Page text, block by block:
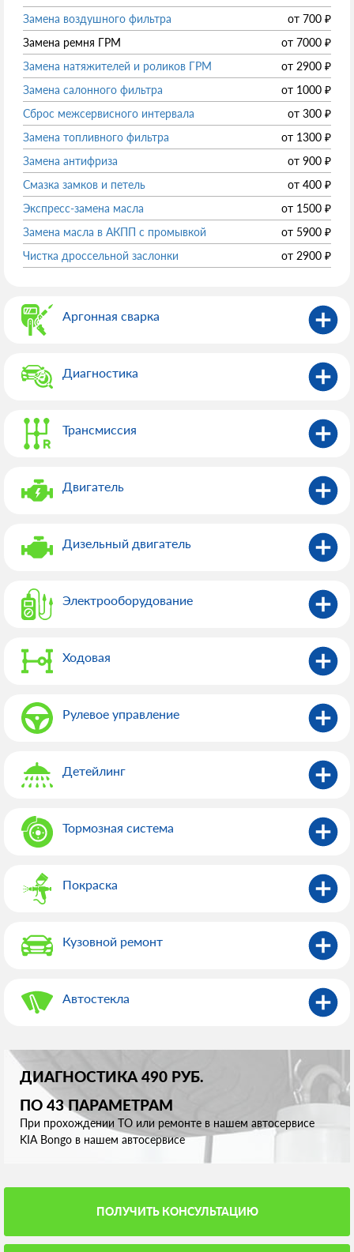
Замена воздушного фильтра
от 700 ₽
Замена ремня ГРМ
от 7000 ₽
Замена натяжителей и роликов ГРМ
от 2900 ₽
Замена салонного фильтра
от 1000 ₽
Сброс межсервисного интервала
от 300 ₽
Замена топливного фильтра
от 1300 ₽
Замена антифриза
от 900 ₽
Смазка замков и петель
от 400 ₽
Экспресс-замена масла
от 1500 ₽
Замена масла в АКПП с промывкой
от 5900 ₽
Чистка дроссельной заслонки
от 2900 ₽
Аргонная сварка
Диагностика
Трансмиссия
Двигатель
Дизельный двигатель
Электрооборудованиe
Ходовая
Рулевое управление
Детейлинг
Тормозная система
Покраска
Кузовной ремонт
Автостекла
ДИАГНОСТИКА 490 РУБ.
ПО 43 ПАРАМЕТРАМ
При прохождении ТО или ремонте в нашем автосервисе
KIA Bongo в нашем автосервисе
ПОЛУЧИТЬ КОНСУЛЬТАЦИЮ